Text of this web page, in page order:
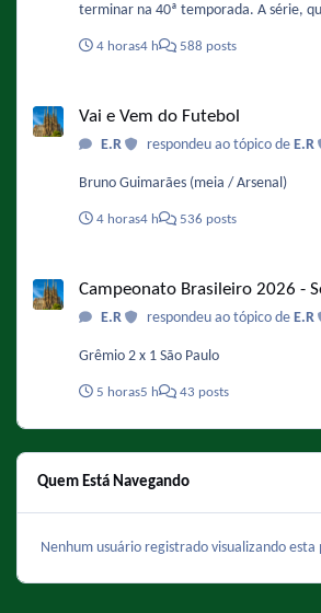
terminar na 40ª temporada. A série,
temporada, já tem renovação
https://www.omelete.com.br/series-tv/
bart-serie-vai-acabar-na-40-temporada
4 horas4 h 588 posts
Vai e Vem do Futebol
E.R respondeu ao tópico de E.R
Bruno Guimarães (meia / Arsenal)
4 horas4 h 536 posts
Campeonato Brasileiro 2026 -
E.R respondeu ao tópico de E.R
Grêmio 2 x 1 São Paulo
5 horas5 h 43 posts
Quem Está Navegando
Nenhum usuário registrado visualizando esta